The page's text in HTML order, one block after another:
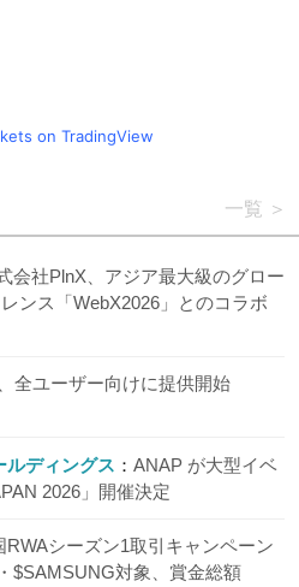
on TradingView
一覧
会社PlnX、アジア最大級のグロー
ンス「WebX2026」とのコラボ
全ユーザー向けに提供開始
ディングス
ANAP が大型イベ
2026」開催決定
RWAシーズン1取引キャンペーン
$SAMSUNG対象、賞金総額